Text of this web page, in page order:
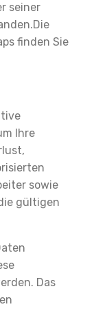
seiner
finden Sie
Ihre
sowie
gültigen
Das